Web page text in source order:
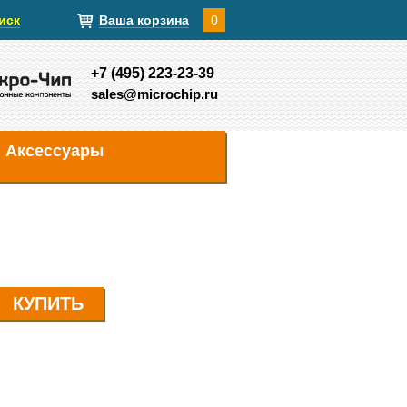
Ваша корзина 0
+7 (495) 223-23-39
sales@microchip.ru
Аксессуары
КУПИТЬ